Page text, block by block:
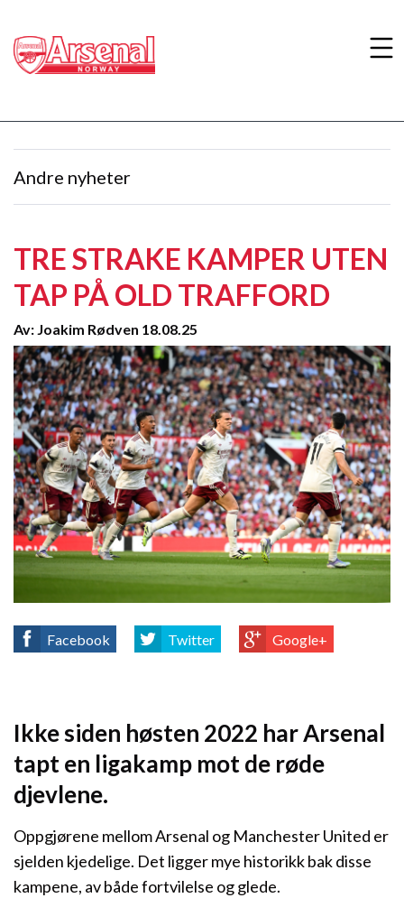
Andre nyheter
TRE STRAKE KAMPER UTEN
TAP PÅ OLD TRAFFORD
Av: Joakim Rødven 18.08.25
Facebook Twitter Google+
Ikke siden høsten 2022 har Arsenal
tapt en ligakamp mot de røde
djevlene.
Oppgjørene mellom Arsenal og Manchester United er
sjelden kjedelige. Det ligger mye historikk bak disse
kampene, av både fortvilelse og glede.